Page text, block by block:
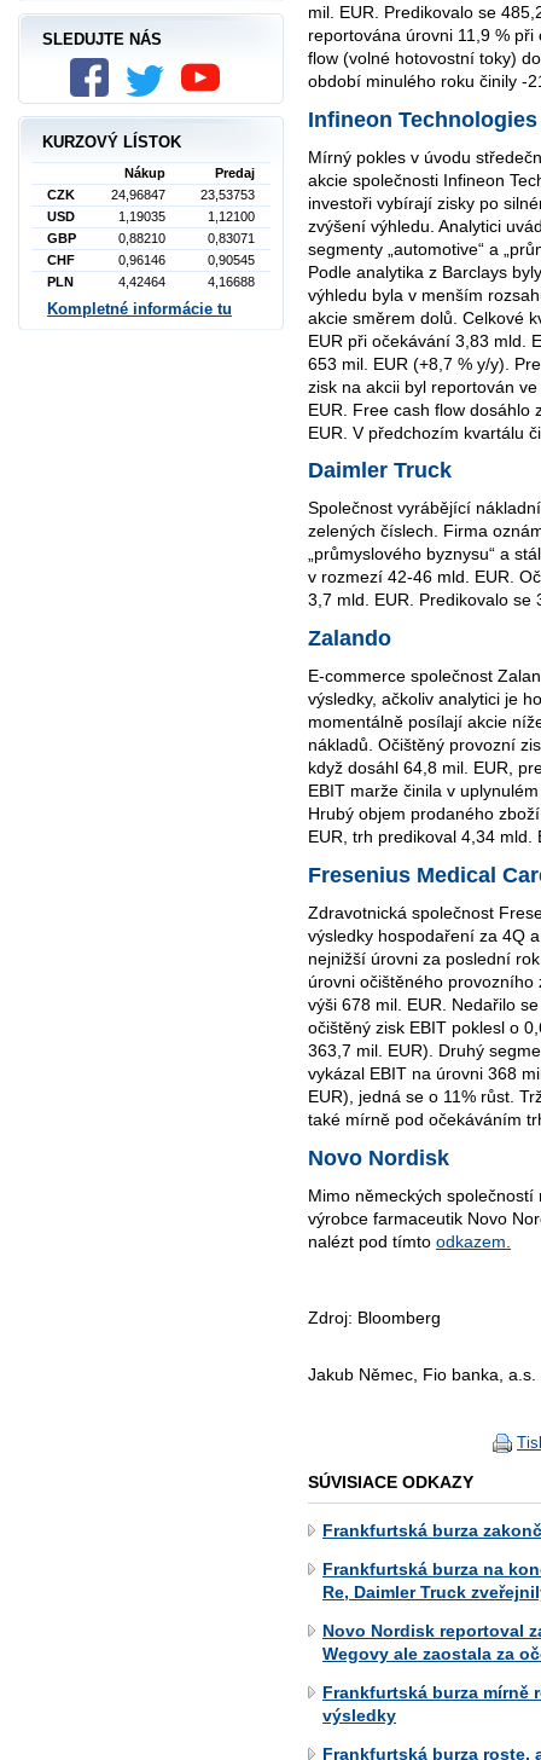
mil. EUR. Predikovalo se
reportována úrovni 11,9 %
flow (volné hotovostní toky)
období minulého roku činily -
Infineon Technologies
Mírný pokles v úvodu
akcie společnosti Infineon
investoři vybírají zisky po
zvýšení výhledu. Analytici
segmenty „automotive“ a
Podle analytika z Barclays
výhledu byla v menším
akcie směrem dolů. Celkové
EUR při očekávání 3,83 mld.
653 mil. EUR (+8,7 % y/y).
zisk na akcii byl reportován
EUR. Free cash flow dosáhlo
EUR. V předchozím kvartálu
Daimler Truck
Společnost vyrábějící
zelených číslech. Firma
„průmyslového byznysu“ a
v rozmezí 42-46 mld. EUR.
3,7 mld. EUR. Predikovalo se
Zalando
E-commerce společnost
výsledky, ačkoliv analytici je
momentálně posílají akcie
nákladů. Očištěný provozní
když dosáhl 64,8 mil. EUR,
EBIT marže činila v
Hrubý objem prodaného
EUR, trh predikoval 4,34 mld.
Fresenius Medical
Zdravotnická společnost
výsledky hospodaření za 4Q
nejnižší úrovni za poslední
úrovni očištěného provozního
výši 678 mil. EUR. Nedařilo
očištěný zisk EBIT poklesl o
363,7 mil. EUR). Druhý
vykázal EBIT na úrovni 368
EUR), jedná se o 11% růst.
také mírně pod očekáváním
Novo Nordisk
Mimo německých
výrobce farmaceutik Novo
nalézt pod tímto odkazem.
Zdroj: Bloomberg
Jakub Němec, Fio banka, a.s.
SÚVISIACE ODKAZY
Frankfurtská burza
Frankfurtská burza na
Re, Daimler Truck
Novo Nordisk reportoval
Wegovy ale zaostala za
Frankfurtská burza mírně
výsledky
Frankfurtská burza roste,
SLEDUJTE NÁS
KURZOVÝ LÍSTOK
Nákup
Predaj
CZK
24,96847
23,53753
USD
1,19035
1,12100
GBP
0,88210
0,83071
CHF
0,96146
0,90545
PLN
4,42464 4,16688
Kompletné informácie tu